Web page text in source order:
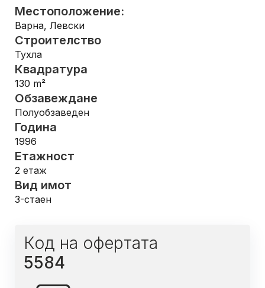
Местоположение:
Варна, Левски
Строителство
Тухла
Квадратура
130 m²
Обзавеждане
Полуобзаведен
Година
1996
Етажност
2 етаж
Вид имот
3-стаен
Код на офертата
5584